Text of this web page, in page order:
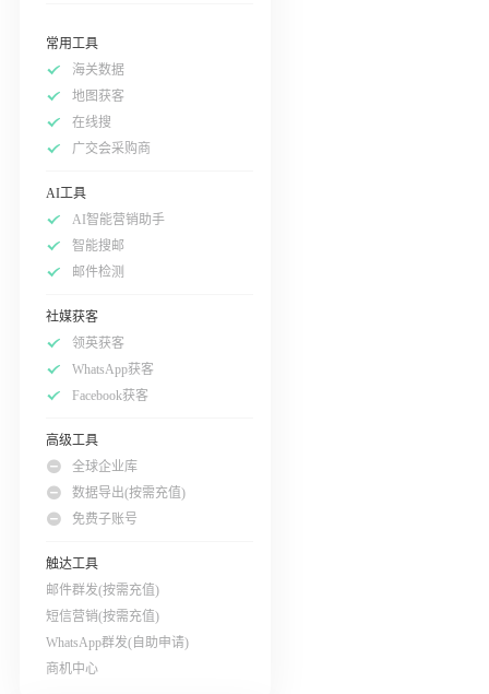
常用工具
海关数据
地图获客
在线搜
广交会采购商
AI工具
AI智能营销助手
智能搜邮
邮件检测
社媒获客
领英获客
WhatsApp获客
Facebook获客
高级工具
全球企业库
数据导出(按需充值)
免费子账号
触达工具
邮件群发(按需充值)
短信营销(按需充值)
WhatsApp群发(自助申请)
商机中心